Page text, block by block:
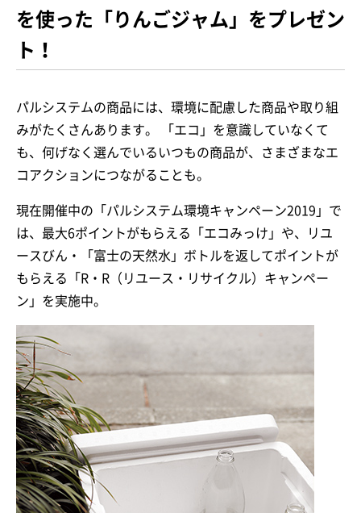
を使った「りんごジャム」をプレゼン
ト！
パルシステムの商品には、環境に配慮した商品や取り組
みがたくさんあります。 「エコ」を意識していなくて
も、何げなく選んでいるいつもの商品が、さまざまなエ
コアクションにつながることも。
現在開催中の「パルシステム環境キャンペーン2019」で
は、最大6ポイントがもらえる「エコみっけ」や、リユ
ースびん・「富士の天然水」ボトルを返してポイントが
もらえる「R・R（リユース・リサイクル）キャンペー
ン」を実施中。